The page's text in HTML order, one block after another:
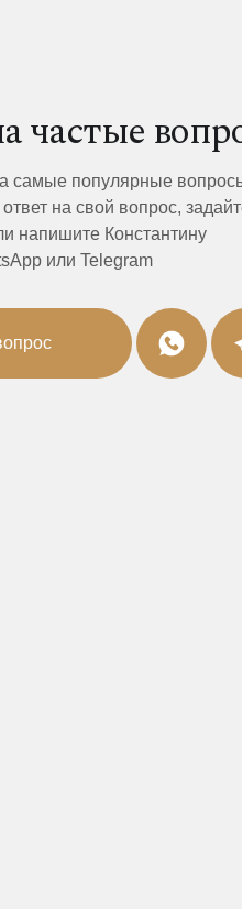
частые
самые популярные
на свой вопрос,
напишите Константину
или Telegram